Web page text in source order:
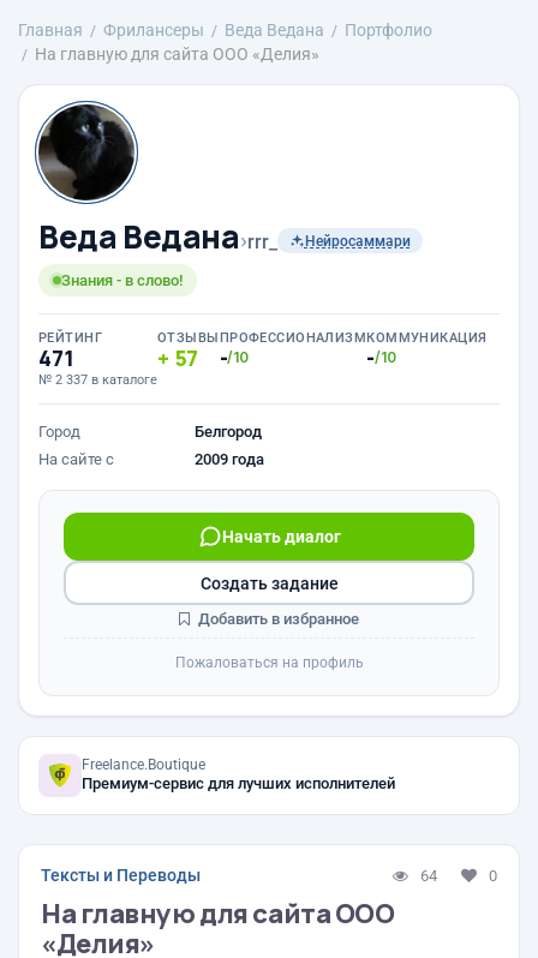
Главная Фрилансеры Веда Ведана
Портфолио
На главную для сайта ООО «Делия»
Веда Ведана›rrr_ Нейросаммари
Знания - в слово!
РЕЙТИНГ
471
№ 2 337 в каталоге
ОТЗЫВЫ
57
ПРОФЕССИОНАЛИЗМ
-/10
КОММУНИКАЦИЯ
-/10
Город
Белгород
На сайте с
2009 года
Начать диалог
Создать задание
Добавить в избранное
Пожаловаться на профиль
Freelance.Boutique
Премиум-сервис для лучших исполнителей
Тексты и Переводы 64 0
На главную для сайта ООО
«Делия»